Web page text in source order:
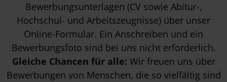
Bewerbungsunterlagen (CV sowie Abitur-,
Hochschul- und Arbeitszeugnisse) über unser
Online-Formular. Ein Anschreiben und ein
Bewerbungsfoto sind bei uns nicht erforderlich.
Gleiche Chancen für alle: Wir freuen uns über
Bewerbungen von Menschen, die so vielfältig sind